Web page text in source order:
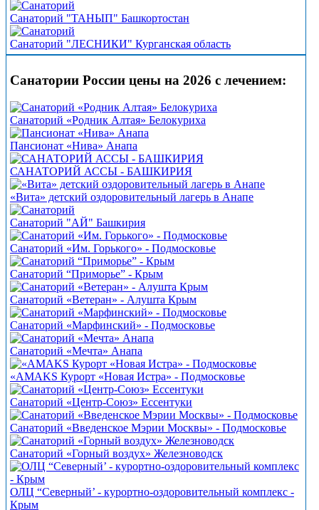
Санаторий "ТАНЫП" Башкортостан
Санаторий "ЛЕСНИКИ" Курганская область
Санатории России цены на 2026 с лечением:
Санаторий «Родник Алтая» Белокуриха
Пансионат «Нива» Анапа
САНАТОРИЙ АССЫ - БАШКИРИЯ
«Вита» детский оздоровительный лагерь в Анапе
Санаторий "АЙ" Башкирия
Санаторий «Им. Горького» - Подмосковье
Санаторий “Приморье” - Крым
Санаторий «Ветеран» - Алушта Крым
Санаторий «Марфинский» - Подмосковье
Санаторий «Мечта» Анапа
«АMAKS Курорт «Новая Истра» - Подмосковье
Санаторий «Центр-Союз» Ессентуки
Санаторий «Введенское Мэрии Москвы» - Подмосковье
Санаторий «Горный воздух» Железноводск
ОЛЦ “Северный’ - курортно-оздоровительный комплекс -
Крым